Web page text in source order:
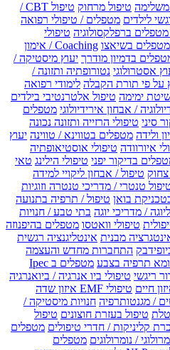
משלימה טיפול מרחוק
טיפול CBT /
לילדים מטפלים / טיפולי רפואה
מטפלים ברפלקסולוגיה טיפולי
מטפלים בשיאצו
Coaching / אימון
בדמיון מודרך יעוץ מיסטיקה /
אסטרולוגי נטורופתיה ותזונה /
על פי תורת הקבלה לימודי רפואה
ימימה טיפול אלטרנטיבי בילדים
/ אבחון אירידיולוגי מטפלים
סיני טיפולי הרזייה ותזונה נכונה
ולידה מטפלים בטווינא / טווינה יעוץ
איורוודה טיפולי אוסטיאופתיה
בדיקור יפני טיפולי הילינג טאי
צחוק טיפול / אבחון ליקויי למידה
טנטרי / מדריכי טנטרה וזוגיות
בואן טיפול / תרפיה בתנועה
/ מדריכי יוגה בתי טבע / חנויות
טיפולי וואטסו מטפלים בהיפנוזה
מבנית אינטליגנציה רגשית
התחברות מחדש והעצמה
תרפיה בצבע
מטפלים ב Ipec
טיפולי ביו אנרגיה / ביואנרגיה
טיפולי EMF איזון שדה
/ מגנטותרפיה חנויות מיסטיקה /
טיפול בעזרת חוצונים טיפול
קליניקות / חדרי טיפולים מטפלים
/ נומרולוגים מטפלים